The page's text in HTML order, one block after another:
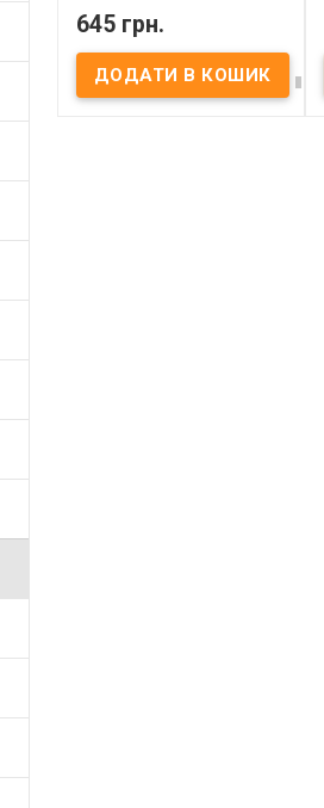
В наявності
Описание: штора 300х300
см Тип: для кухни, гостиной,
дверного проема, Цвет:
645 грн.
